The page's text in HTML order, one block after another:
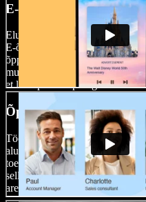
E-õppe videod
Elusta haridussisu esitluse
E-õppe videod on oluline osa
õppematerjale digitaalses
multimeedia elemente,
et luua põnev õpikogemus.
Õppevideod töötajatele
Töötajate jaoks pakuvad
alusteadmiste tõhusaks
toetama õppimist ja oskuste
selleks ettevõttekoolitus,
areng.